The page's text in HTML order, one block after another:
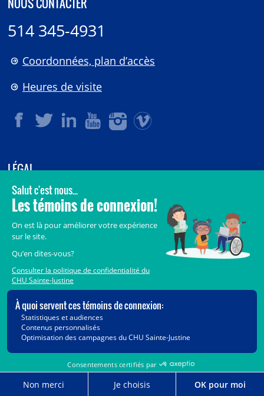
514 345-4931
Coordonnées, plan d’accès
Heures de visite
LÉGAL
© 2006-2026CHU Sainte-Justine.
Tous droits réservés.
Crédits
Accès aux documents des organismes publics